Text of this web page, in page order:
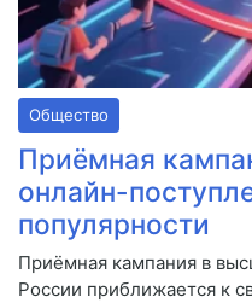
Общество
Приёмная
онлайн-
популярности
Приёмная кампания в
России приближается к